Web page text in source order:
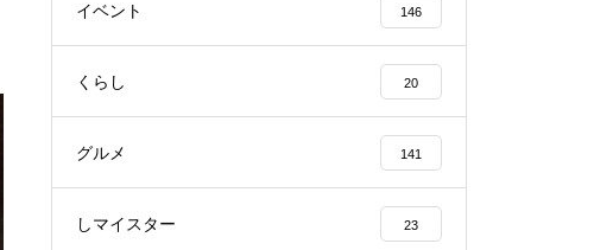
【NEW OPEN】BEAUTY SALO
N Qualis.（クオリス）
イベント 146
くらし 20
グルメ 141
しマイスター 23